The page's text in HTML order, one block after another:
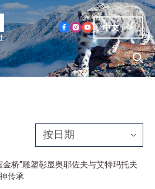
中文
金桥”雕塑彰显奥耶佐夫与艾特玛托夫
传承